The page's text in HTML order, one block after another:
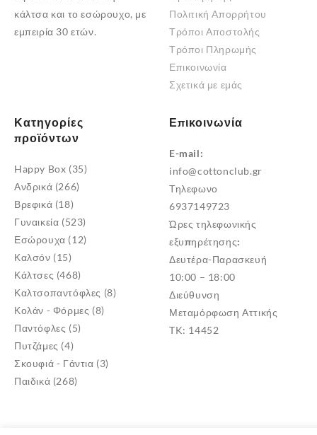
να
επιλεγούν
κάλτσα και το εσώρουχο, με
εμπειρία 30 ετών.
Πολιτική Απορρήτου
Τρόποι Αποστολής
Τρόποι Πληρωμής
Επικοινωνία
Σχετικά με εμάς
Κατηγορίες
προϊόντων
Happy Box (35)
Ανδρικά (266)
Βρεφικά (18)
Γυναικεία (523)
Εσώρουχα (12)
Καλσόν (15)
Κάλτσες (468)
Καλτσοπαντόφλες (8)
Κολάν - Φόρμες (8)
Παντόφλες (5)
Πυτζάμες (4)
Σκουφιά - Γάντια (3)
Παιδικά (268)
Επικοινωνία
E-mail:
info@cottonclub.gr
Τηλεφωνο
6937149723
Ώρες τηλεφωνικής
εξυπηρέτησης:
Δευτέρα-Παρασκευή
10:00 – 18:00
Διεύθυνση
Μεταμόρφωση Αττικής
TK: 14452